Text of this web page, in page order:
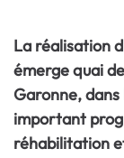
La réalisation
émerge quai
Garonne, dans
important
réhabilitation